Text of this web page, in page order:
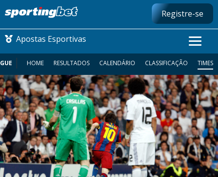
Registre-se
Apostas Esportivas
CONMEBOL LIBERTADORES
FUTEBOL NACIONAL
FUTEBOL INTERNACIONAL
COMO APOSTAR
HOME RESULTADOS CALENDÁRIO CLASSIFICAÇÃO TIMES